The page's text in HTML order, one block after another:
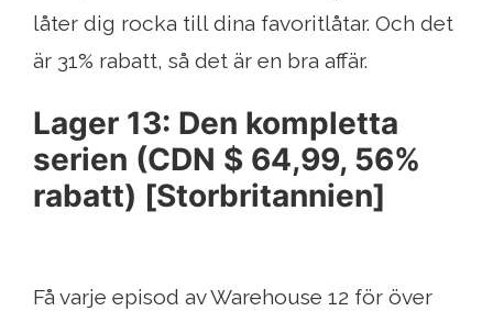
låter dig rocka till dina favoritlåtar. Och det
är 31% rabatt, så det är en bra affär.
Lager 13: Den kompletta
serien (CDN $ 64,99, 56%
rabatt) [Storbritannien]
Få varje episod av Warehouse 12 för över